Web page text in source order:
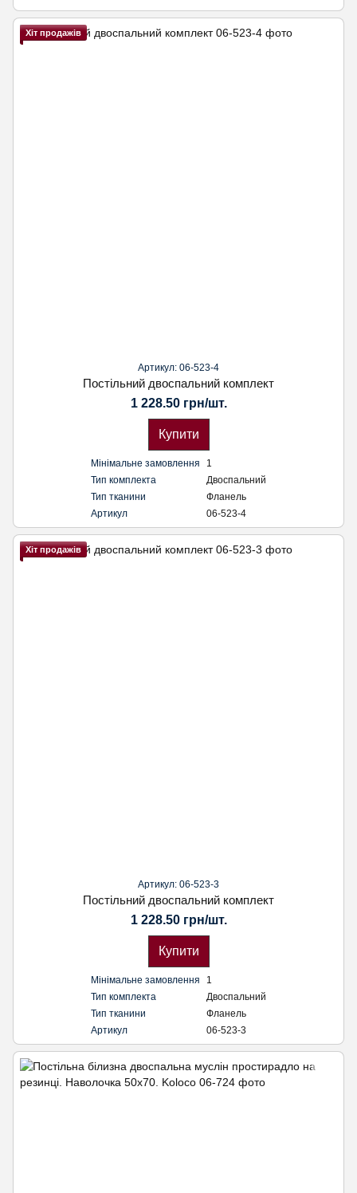
Хіт продажів
Артикул: 06-523-4
Постільний двоспальний комплект
1 228.50 грн/шт.
Купити
Мінімальне замовлення
1
Тип комплекта
Двоспальний
Тип тканини
Фланель
Артикул
06-523-4
Хіт продажів
Артикул: 06-523-3
Постільний двоспальний комплект
1 228.50 грн/шт.
Купити
Мінімальне замовлення
1
Тип комплекта
Двоспальний
Тип тканини
Фланель
Артикул
06-523-3